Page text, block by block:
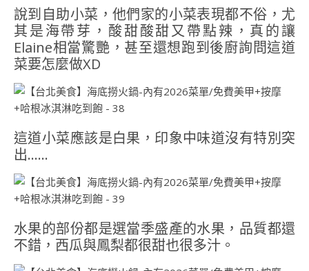
說到自助小菜，他們家的小菜表現都不俗，尤
其是海帶芽，酸甜酸甜又帶點辣，真的讓
Elaine相當驚艷，甚至還想跑到後廚詢問這道
菜要怎麼做XD
這道小菜應該是白果，印象中味道沒有特別突
出……
水果的部份都是選當季盛產的水果，品質都還
不錯，西瓜與鳳梨都很甜也很多汁。